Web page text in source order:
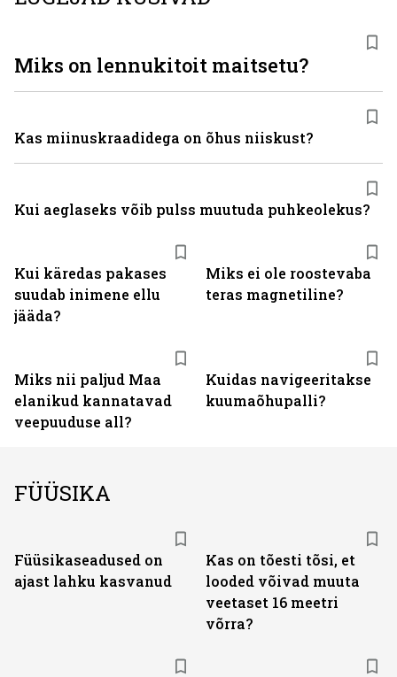
Kui käredas pakases
suudab inimene ellu
jääda?
Miks ei ole roostevaba
teras magnetiline?
Miks nii paljud Maa
elanikud kannatavad
veepuuduse all?
Kuidas navigeeritakse
kuumaõhupalli?
Miks on lennukitoit maitsetu?
Kas miinuskraadidega on õhus niiskust?
Kui aeglaseks võib pulss muutuda puhkeolekus?
FÜÜSIKA
Füüsikaseadused on
ajast lahku kasvanud
Kas on tõesti tõsi, et
looded võivad muuta
veetaset 16 meetri
võrra?